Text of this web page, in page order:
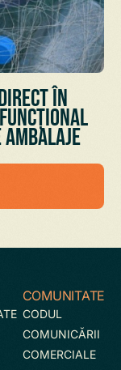
în
funcțional
COMUNITATE
CODUL
COMUNICĂRII
COMERCIALE